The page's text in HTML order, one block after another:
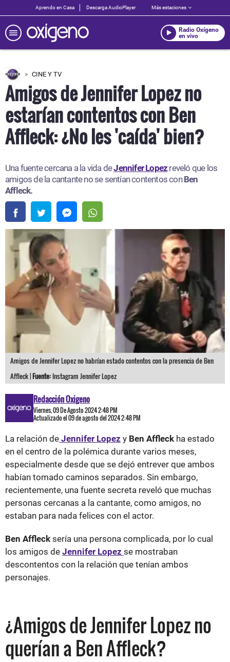
Aprendo en Casa Descarga AudioPlayer Más estaciones
Radio Oxígeno
en vivo
CINE Y TV
Amigos de Jennifer Lopez no
estarían contentos con Ben
Affleck: ¿No les 'caída' bien?
Una fuente cercana a la vida deJennifer Lopez reveló que los
amigos de la cantante no se sentían contentos conBen
Affleck.
Amigos de Jennifer Lopez no habrían estado contentos con la presencia de Ben
Affleck |Fuente: Instagram Jennifer Lopez
Redacción Oxigeno
Viernes, 09 De Agosto 2024 2:48 PM
Actualizado el 09 de agosto del 2024 2:48 PM
La relación de Jennifer Lopez y Ben Affleck ha estado
en el centro de la polémica durante varios meses,
especialmente desde que se dejó entrever que ambos
habían tomado caminos separados. Sin embargo,
recientemente, una fuente secreta reveló que muchas
personas cercanas a la cantante, como amigos, no
estaban para nada felices con el actor.
Ben Affleck sería una persona complicada, por lo cual
los amigos de Jennifer Lopez se mostraban
descontentos con la relación que tenían ambos
personajes.
¿Amigos de Jennifer Lopez no
querían a Ben Affleck?